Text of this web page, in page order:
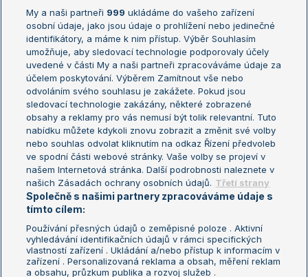
Žebříček ATP (muži)
Žebříček WTA (ženy)
Sázkařský žebříček
Australian Open
French Open
Wimbledon
US Open
Turnaj mistrů
Turnaj mistryň
Aktualní trendy
Fotbalové přestupy
Livesport Daily
LS Prague Open
Podmínky užití
Nastavení soukromí
GDPR a žurnalistika
Reklama
My a naši partneři 999 ukládáme do vašeho zařízení
osobní údaje, jako jsou údaje o prohlížení nebo jedinečné
identifikátory, a máme k nim přístup. Výběr Souhlasím
umožňuje, aby sledovací technologie podporovaly účely
uvedené v části My a naši partneři zpracováváme údaje za
účelem poskytování. Výběrem Zamítnout vše nebo
odvoláním svého souhlasu je zakážete. Pokud jsou
sledovací technologie zakázány, některé zobrazené
obsahy a reklamy pro vás nemusí být tolik relevantní. Tuto
nabídku můžete kdykoli znovu zobrazit a změnit své volby
nebo souhlas odvolat kliknutím na odkaz Řízení předvoleb
ve spodní části webové stránky. Vaše volby se projeví v
našem Internetová stránka. Další podrobnosti naleznete v
našich Zásadách ochrany osobních údajů. Třetí strany
Společně s našimi partnery zpracováváme údaje s
tímto cílem:
Používání přesných údajů o zeměpisné poloze . Aktivní
vyhledávání identifikačních údajů v rámci specifických
vlastností zařízení . Ukládání a/nebo přístup k informacím v
zařízení . Personalizovaná reklama a obsah, měření reklam
a obsahu, průzkum publika a rozvoj služeb .